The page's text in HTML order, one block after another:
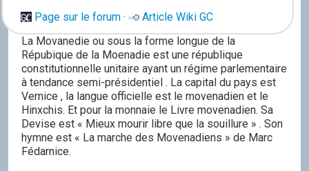
Page sur le forum ·
Article Wiki GC
La Movanedie ou sous la forme longue de la
Répubique de la Moenadie est une république
constitutionnelle unitaire ayant un régime parlementaire
à tendance semi-présidentiel . La capital du pays est
Vernice , la langue officielle est le movenadien et le
Hinxchis. Et pour la monnaie le Livre movenadien. Sa
Devise est « Mieux mourir libre que la souillure » . Son
hymne est « La marche des Movenadiens » de Marc
Fédarnice.